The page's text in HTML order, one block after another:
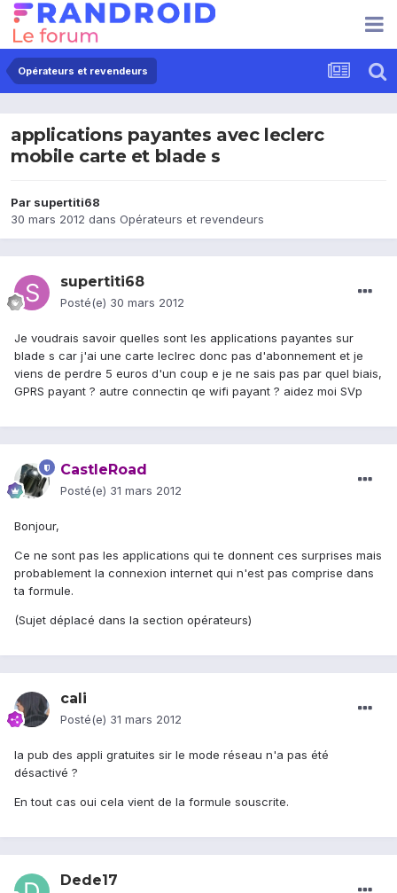
Opérateurs et revendeurs
applications payantes avec leclerc
mobile carte et blade s
Par supertiti68
30 mars 2012 dans Opérateurs et revendeurs
supertiti68
Posté(e) 30 mars 2012
Je voudrais savoir quelles sont les applications payantes sur
blade s car j'ai une carte leclrec donc pas d'abonnement et je
viens de perdre 5 euros d'un coup e je ne sais pas par quel biais,
GPRS payant ? autre connectin qe wifi payant ? aidez moi SVp
CastleRoad
Posté(e) 31 mars 2012
Bonjour,
Ce ne sont pas les applications qui te donnent ces surprises mais
probablement la connexion internet qui n'est pas comprise dans
ta formule.
(Sujet déplacé dans la section opérateurs)
cali
Posté(e) 31 mars 2012
la pub des appli gratuites sir le mode réseau n'a pas été
désactivé ?
En tout cas oui cela vient de la formule souscrite.
Dede17